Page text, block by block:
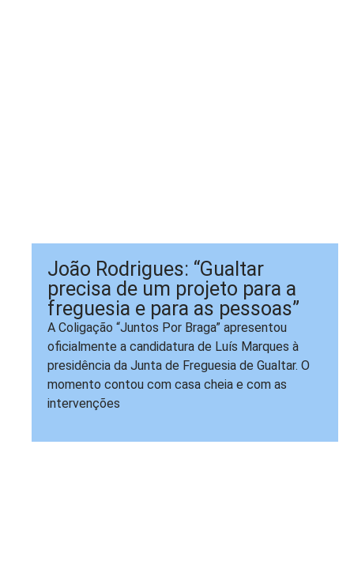
João Rodrigues: “Gualtar
precisa de um projeto para a
freguesia e para as pessoas”
A Coligação “Juntos Por Braga” apresentou
oficialmente a candidatura de Luís Marques à
presidência da Junta de Freguesia de Gualtar. O
momento contou com casa cheia e com as
intervenções